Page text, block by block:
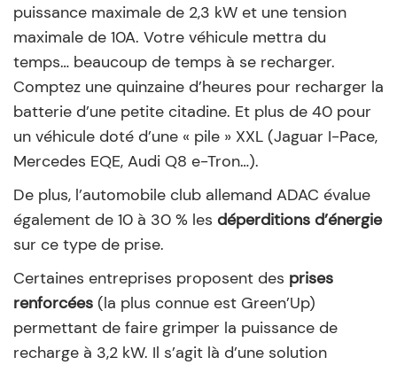
puissance maximale de 2,3 kW et une tension
maximale de 10A. Votre véhicule mettra du
temps… beaucoup de temps à se recharger.
Comptez une quinzaine d’heures pour recharger la
batterie d’une petite citadine. Et plus de 40 pour
un véhicule doté d’une « pile » XXL (Jaguar I-Pace,
Mercedes EQE, Audi Q8 e-Tron…).
De plus, l’automobile club allemand ADAC évalue
également de 10 à 30 % les déperditions d’énergie
sur ce type de prise.
Certaines entreprises proposent des prises
renforcées (la plus connue est Green’Up)
permettant de faire grimper la puissance de
recharge à 3,2 kW. Il s’agit là d’une solution